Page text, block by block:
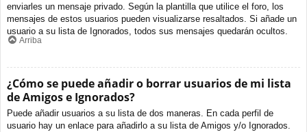
enviarles un mensaje privado. Según la plantilla que utilice el foro, los
mensajes de estos usuarios pueden visualizarse resaltados. Si añade un
usuario a su lista de Ignorados, todos sus mensajes quedarán ocultos.
Arriba
¿Cómo se puede añadir o borrar usuarios de mi lista
de Amigos e Ignorados?
Puede añadir usuarios a su lista de dos maneras. En cada perfil de
usuario hay un enlace para añadirlo a su lista de Amigos y/o Ignorados.